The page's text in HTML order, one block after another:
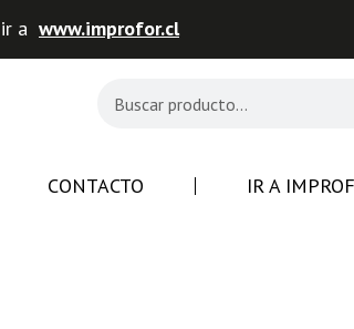
a www.improfor.cl
CONTACTO IR A